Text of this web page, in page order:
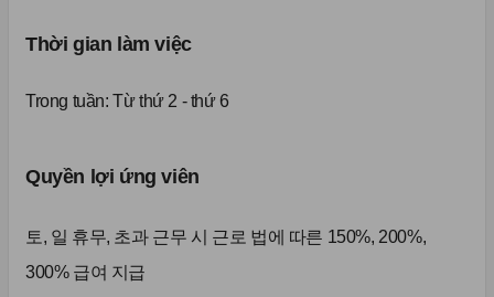
Thời gian làm việc
Trong tuần:Từ thứ 2 - thứ 6
Quyền lợi ứng viên
토, 일 휴무, 초과 근무 시 근로 법에 따른 150%, 200%,
300% 급여 지급